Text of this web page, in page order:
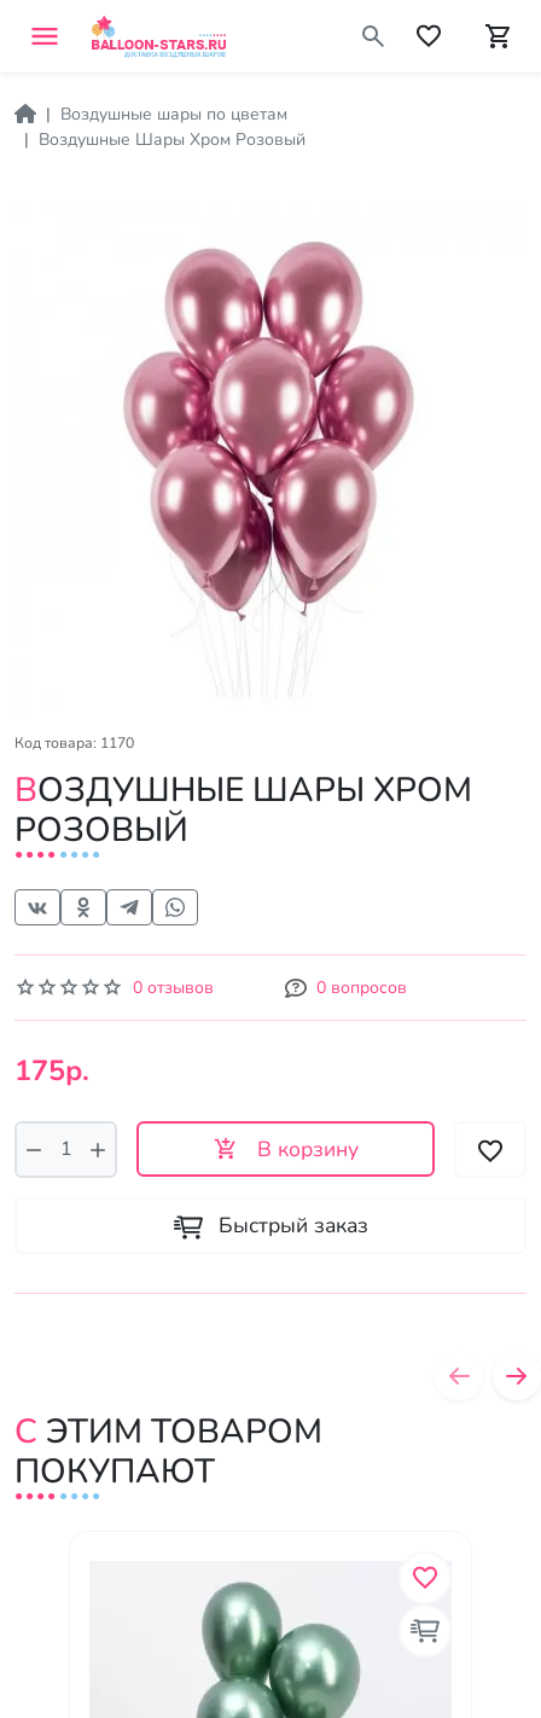
Воздушные шары по цветам
Воздушные Шары Хром Розовый
Код товара: 1170
ВОЗДУШНЫЕ ШАРЫ ХРОМ
РОЗОВЫЙ
0 отзывов 0 вопросов
175р.
В корзину
Быстрый заказ
С ЭТИМ ТОВАРОМ
ПОКУПАЮТ